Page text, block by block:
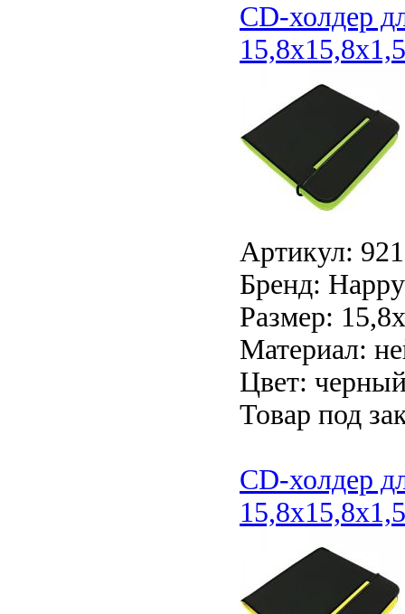
CD-холдер
Артикул:
Бренд:
Размер:
Материал:
Цвет:
Товар под
CD-холдер